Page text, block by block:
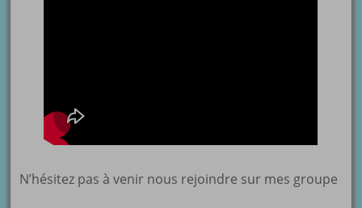
N’hésitez pas à venir nous rejoindre sur mes groupe